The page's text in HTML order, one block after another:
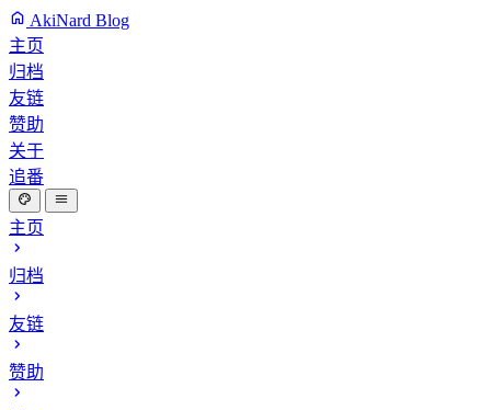
AkiNard Blog
主页
归档
友链
赞助
关于
追番
主页
归档
友链
赞助